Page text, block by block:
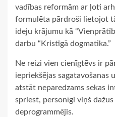
vadības reformām ar ļoti
formulēta pārdroši lietojot
ideju krājumu kā
darbu “Kristīgā dogmatika.”
Ne reizi vien cienīgtēvs ir
iepriekšējas sagatavošanas
atstāt neparedzams sekas
spriest, personīgi viņš
deprogrammējis.